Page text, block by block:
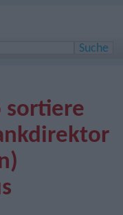
sortiere